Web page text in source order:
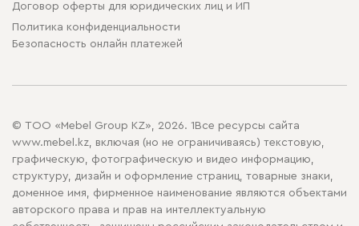
Договор оферты для юридических лиц и ИП
Политика конфиденциальности
Безопасность онлайн платежей
© ТОО «Mebel Group KZ», 2026. 1Все ресурсы сайта
www.mebel.kz, включая (но не ограничиваясь) текстовую,
графическую, фотографическую и видео информацию,
структуру, дизайн и оформление страниц, товарные знаки,
доменное имя, фирменное наименование являются объектами
авторского права и прав на интеллектуальную